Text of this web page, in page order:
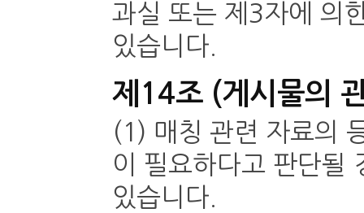
과실 또는 제3자에 의
있습니다.
제14조 (게시물의
(1) 매칭 관련 자료의
이 필요하다고 판단될
있습니다.